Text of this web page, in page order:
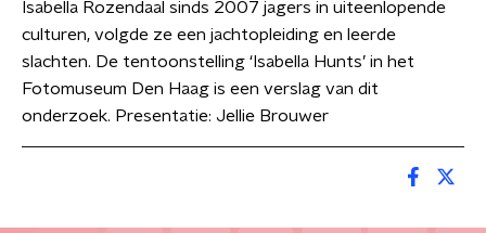
Isabella Rozendaal sinds 2007 jagers in uiteenlopende
culturen, volgde ze een jachtopleiding en leerde
slachten. De tentoonstelling ‘Isabella Hunts’ in het
Fotomuseum Den Haag is een verslag van dit
onderzoek. Presentatie: Jellie Brouwer